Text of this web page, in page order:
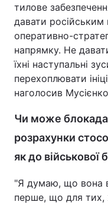
тилове
давати російським
оперативно-
напрямку. Не
їхні наступальні
перехоплювати
наголосив
Чи може блокада
розрахунки
як до військової
"Я думаю, що вона
перше, що для тих,